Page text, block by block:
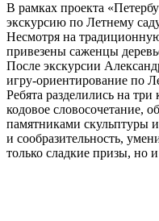
В рамках проекта
экскурсию по Летнему
Несмотря на
привезены саженцы
После экскурсии
игру-ориентирование по
Ребята разделились на
кодовое словосочетание,
памятниками скульптуры
и сообразительность,
только сладкие призы, но